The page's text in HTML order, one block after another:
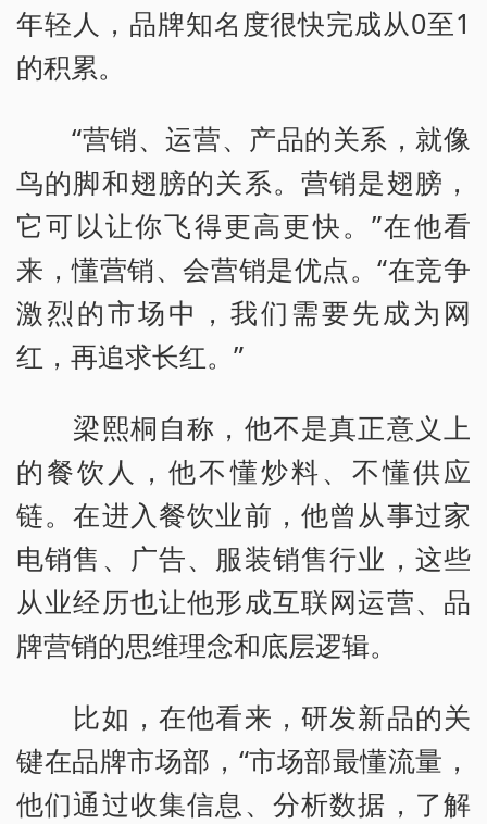
年轻人，品牌知名度很快完成从0至1
的积累。
“营销、运营、产品的关系，就像
鸟的脚和翅膀的关系。营销是翅膀，
它可以让你飞得更高更快。”在他看
来，懂营销、会营销是优点。“在竞争
激烈的市场中，我们需要先成为网
红，再追求长红。”
梁熙桐自称，他不是真正意义上
的餐饮人，他不懂炒料、不懂供应
链。在进入餐饮业前，他曾从事过家
电销售、广告、服装销售行业，这些
从业经历也让他形成互联网运营、品
牌营销的思维理念和底层逻辑。
比如，在他看来，研发新品的关
键在品牌市场部，“市场部最懂流量，
他们通过收集信息、分析数据，了解